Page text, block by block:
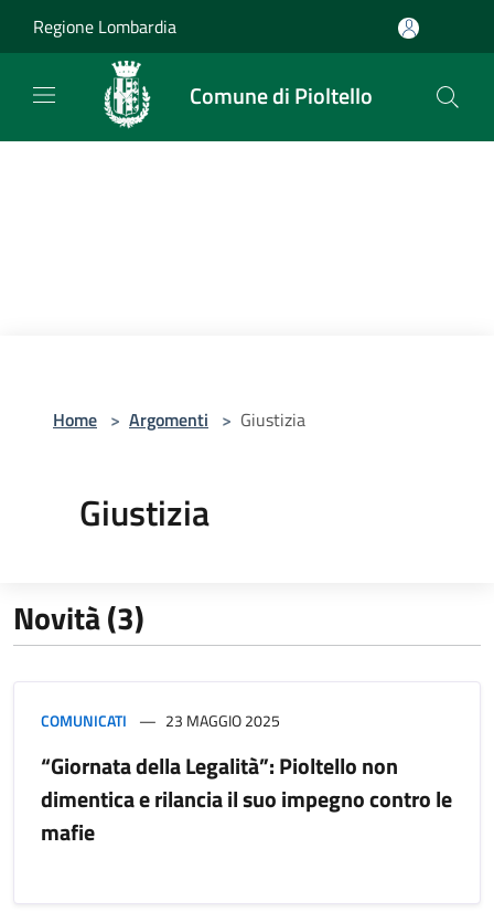
Regione Lombardia
Comune di Pioltello
Home > Argomenti > Giustizia
Giustizia
Novità (3)
COMUNICATI 23 MAGGIO 2025
“Giornata della Legalità”: Pioltello non
dimentica e rilancia il suo impegno contro le
mafie